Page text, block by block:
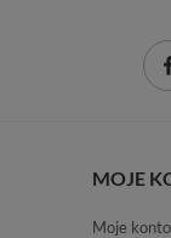
MOJE
Moje konto